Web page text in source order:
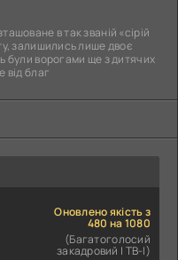
в так званій «сірій
залишились лише двоє
були ворогами ще з дитячих
від благ
Оновлено якість з
480 на 1080
(Багатоголосий
закадровий | ТВ-І)